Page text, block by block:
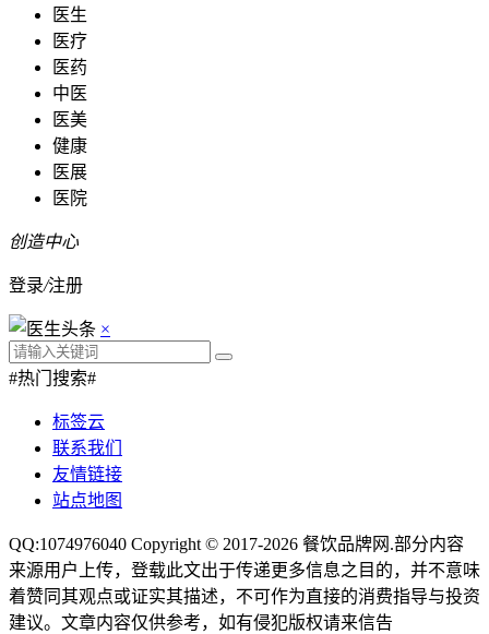
医生
医疗
医药
中医
医美
健康
医展
医院
创造中心
登录/注册
×
#热门搜索#
标签云
联系我们
友情链接
站点地图
QQ:1074976040 Copyright © 2017-2026 餐饮品牌网 .部分内容
来源用户上传，登载此文出于传递更多信息之目的，并不意味
着赞同其观点或证实其描述，不可作为直接的消费指导与投资
建议。文章内容仅供参考，如有侵犯版权请来信告